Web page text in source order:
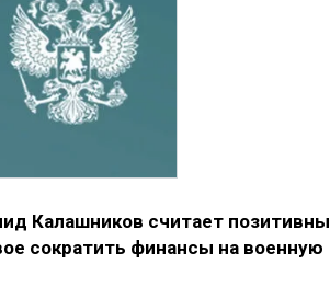
Калашников считает
сократить финансы на военную